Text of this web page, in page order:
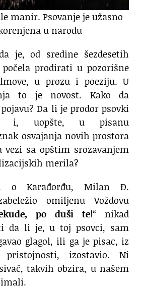
manir. Psovanje je užasno
u narodu
je, od sredine šezdesetih
počela prodirati u pozorišne
u prozu i poeziju. U
to je novost. Kako da
Da li je prodor psovki
i, uopšte, u pisanu
osvajanja novih prostora
vezi sa opštim srozavanjem
merila?
o Karađorđu, Milan Đ.
omiljenu Voždovu
po duši te!“ nikad
da li je, u toj psovci, sam
glagol, ili ga je pisac, iz
pristojnosti, izostavio. Ni
takvih obzira, u našem